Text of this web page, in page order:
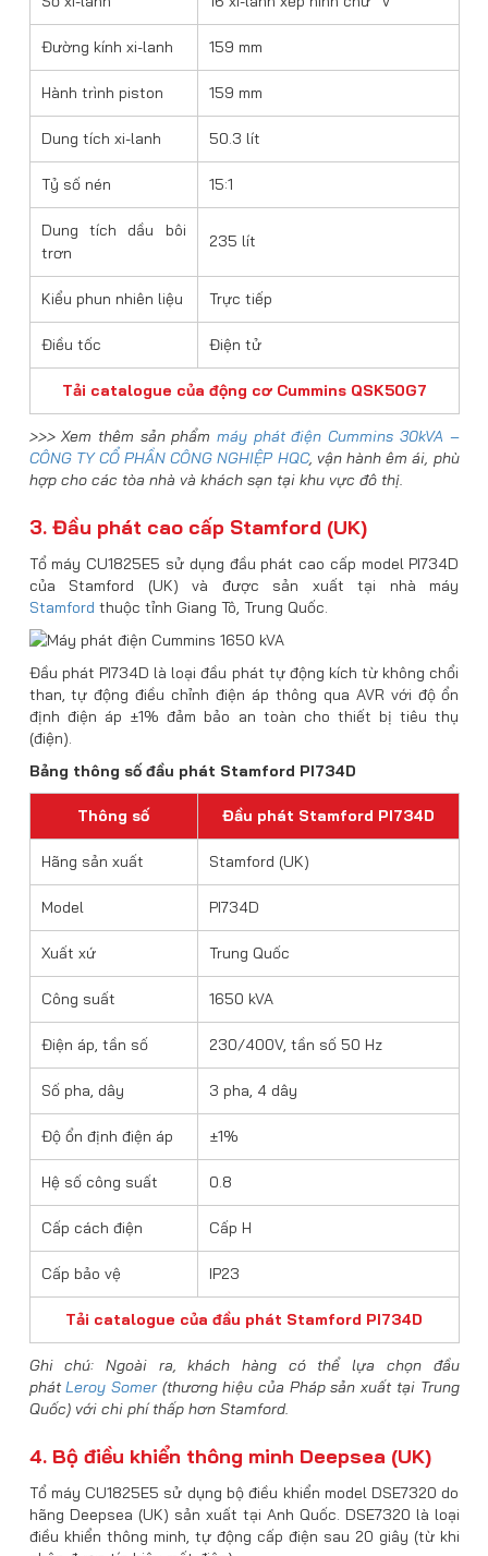
Đường kính xi-lanh 159 mm
Hành trình piston 159 mm
Dung tích xi-lanh 50.3 lít
Tỷ số nén 15:1
Dung tích dầu bôi
trơn
235 lít
Kiểu phun nhiên liệu Trực tiếp
Điều tốc Điện tử
Tải catalogue của động cơ Cummins QSK50G7
>>> Xem thêm sản phẩm máy phát điện Cummins 30kVA –
CÔNG TY CỔ PHẦN CÔNG NGHIỆP HQC, vận hành êm ái, phù
hợp cho các tòa nhà và khách sạn tại khu vực đô thị.
3. Đầu phát cao cấp Stamford (UK)
Tổ máy CU1825E5 sử dụng đầu phát cao cấp model PI734D
của Stamford (UK) và được sản xuất tại nhà máy
Stamford thuộc tỉnh Giang Tô, Trung Quốc.
Đầu phát PI734D là loại đầu phát tự động kích từ không chổi
than, tự động điều chỉnh điện áp thông qua AVR với độ ổn
định điện áp ±1% đảm bảo an toàn cho thiết bị tiêu thụ
(điện).
Bảng thông số đầu phát Stamford PI734D
Thông số Đầu phát Stamford PI734D
Hãng sản xuất Stamford (UK)
Model PI734D
Xuất xứ Trung Quốc
Công suất 1650 kVA
Điện áp, tần số 230/400V, tần số 50 Hz
Số pha, dây 3 pha, 4 dây
Độ ổn định điện áp ±1%
Hệ số công suất 0.8
Cấp cách điện Cấp H
Cấp bảo vệ IP23
Tải catalogue của đầu phát Stamford PI734D
Ghi chú: Ngoài ra, khách hàng có thể lựa chọn đầu
phátLeroy Somer(thương hiệu của Pháp sản xuất tại Trung
Quốc) với chi phí thấp hơn Stamford.
4. Bộ điều khiển thông minh Deepsea (UK)
Tổ máy CU1825E5 sử dụng bộ điều khiển model DSE7320 do
hãng Deepsea (UK) sản xuất tại Anh Quốc. DSE7320 là loại
điều khiển thông minh, tự động cấp điện sau 20 giây (từ khi